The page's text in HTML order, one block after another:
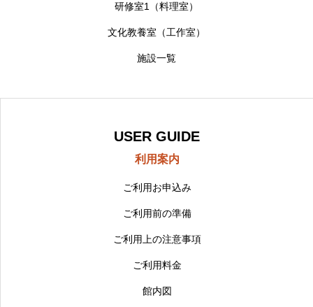
研修室1（料理室）
文化教養室（工作室）
施設一覧
USER GUIDE
利用案内
ご利用お申込み
ご利用前の準備
ご利用上の注意事項
ご利用料金
館内図